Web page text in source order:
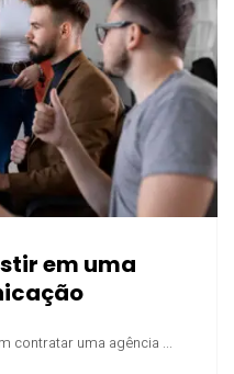
em uma
contratar uma agência ...